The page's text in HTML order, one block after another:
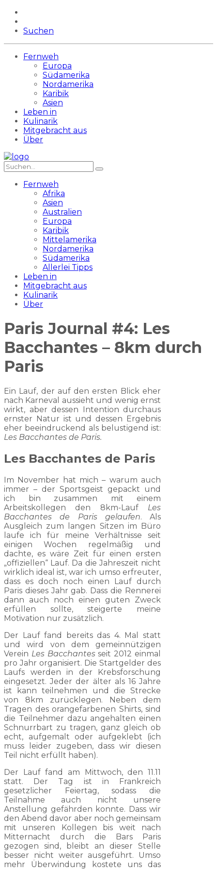
Suchen
Fernweh
Europa
Südamerika
Nordamerika
Karibik
Asien
Leben in
Kulinarik
Mitgebracht aus
Über
Fernweh
Afrika
Asien
Australien
Europa
Karibik
Mittelamerika
Nordamerika
Südamerika
Allerlei Tipps
Leben in
Mitgebracht aus
Kulinarik
Über
Paris Journal #4: Les
Bacchantes – 8km durch
Paris
Ein Lauf, der auf den ersten Blick eher
nach Karneval aussieht und wenig ernst
wirkt, aber dessen Intention durchaus
ernster Natur ist und dessen Ergebnis
eher beeindruckend als belustigend ist:
Les Bacchantes de Paris.
Les Bacchantes de Paris
Im November hat mich – warum auch
immer – der Sportsgeist gepackt und
ich bin zusammen mit einem
Arbeitskollegen den 8km-Lauf Les
Bacchantes de Paris gelaufen. Als
Ausgleich zum langen Sitzen im Büro
laufe ich für meine Verhältnisse seit
einigen Wochen regelmäßig und
dachte, es wäre Zeit für einen ersten
„offiziellen“ Lauf. Da die Jahreszeit nicht
wirklich ideal ist, war ich umso erfreuter,
dass es doch noch einen Lauf durch
Paris dieses Jahr gab. Dass die Rennerei
dann auch noch einen guten Zweck
erfüllen sollte, steigerte meine
Motivation nur zusätzlich.
Der Lauf fand bereits das 4. Mal statt
und wird von dem gemeinnützigen
Verein Les Bacchantesseit 2012 einmal
pro Jahr organisiert. Die Startgelder des
Laufs werden in der Krebsforschung
eingesetzt. Jeder der älter als 16 Jahre
ist kann teilnehmen und die Strecke
von 8km zurücklegen. Neben dem
Tragen des orangefarbenen Shirts, sind
die Teilnehmer dazu angehalten einen
Schnurrbart zu tragen, ganz gleich ob
echt, aufgemalt oder aufgeklebt (ich
muss leider zugeben, dass wir diesen
Teil nicht erfüllt haben).
Der Lauf fand am Mittwoch, den 11.11
statt. Der Tag ist in Frankreich
gesetzlicher Feiertag, sodass die
Teilnahme auch nicht unsere
Anstellung gefährden konnte. Dass wir
den Abend davor aber noch gemeinsam
mit unseren Kollegen bis weit nach
Mitternacht durch die Bars Paris
gezogen sind, bleibt an dieser Stelle
besser nicht weiter ausgeführt. Umso
mehr Überwindung kostete uns das